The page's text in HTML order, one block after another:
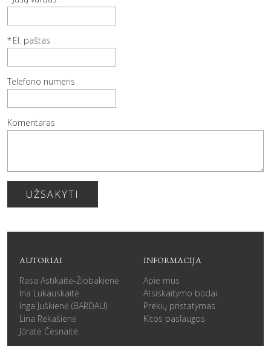
El. paštas
Telefono numeris
Komentaras
UŽSAKYTI
AUTORIAI
Rasa Astikaitė-Žiobakienė
Ina Lukauskaitė
Inga Juškienė (BARDAU)
Lina Rekašienė
Jūratė Čėsnaitė
INFORMACIJA
Apie mus
Atsiskaitymo būdai
Prekių pristatymas
Kitos paslaugos